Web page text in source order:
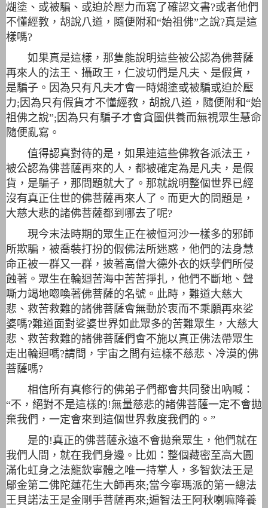
煳塗、或被騙、或迫於壓力而寫了確認文書?或者他們
不懂經教，胡說八道，隨便附和“始祖佛”之說?真是這
樣嗎?
如果真是這樣，那隻能說明這些被公認為佛菩薩
再來人的法王、攝政王，仁波切們是凡夫、是假貨，
是騙子。因為只有凡夫才會一時煳塗或被騙或迫​​於壓
力;因為只有假貨才不懂經教，胡說八道，隨便附和“始
祖佛之說”;因為只有騙子才會貪圖供養而無視眾生慧命
隨便亂寫。
值得認真對待的是，如果連這些佛教各派法王，
被公認為佛菩薩再來的人，都被確定為是凡夫，是假
貨，是騙子，那問題就大了。那就說明整個世界已經
沒有真正住世的佛菩薩再來人了。而更大的問題是，
大慈大悲的諸佛菩薩都到哪去了呢?
現今末法時期的眾生正在被恒河沙一樣多的邪師
所欺騙，被喬裝打扮的假佛法所迷惑，他們的法身慧
命正被一群又一群，披著高僧大德外衣的妖孽們所侵
蝕著。眾生在輪迴苦海中苦苦掙扎，他們不斷地、聲
嘶力竭地唿喚著佛菩薩的名號。此時，難道大慈大
悲、救苦救難的諸佛菩薩會無動於衷而不乘願再來娑
婆嗎?難道面對娑婆世界如此眾多的苦難眾生，大慈大
悲、救苦救難的諸佛菩薩們會不施以真正佛法帶眾生
走出輪迴嗎?請問，宇宙之間有這樣不慈悲、冷漠的佛
菩薩嗎?
相信所有真修行的佛弟子們都會共同發出吶喊：
“不，絕對不是這樣的!無量慈悲的諸佛菩薩一定不會拋
棄我們，一定會來到這個世界救度我們的。”
是的!真正的佛菩薩永遠不會拋棄眾生，他們就在
我們人間，就在我們身邊。比如：整個藏密至高大圓
滿化虹身之法龍欽寧體之唯一持掌人，多智欽法王是
鄔金第二佛陀蓮花生大師再來;當今寧瑪派的第一總法
王貝諾法王是金剛手菩薩再來;遍智法王阿秋喇嘛降養